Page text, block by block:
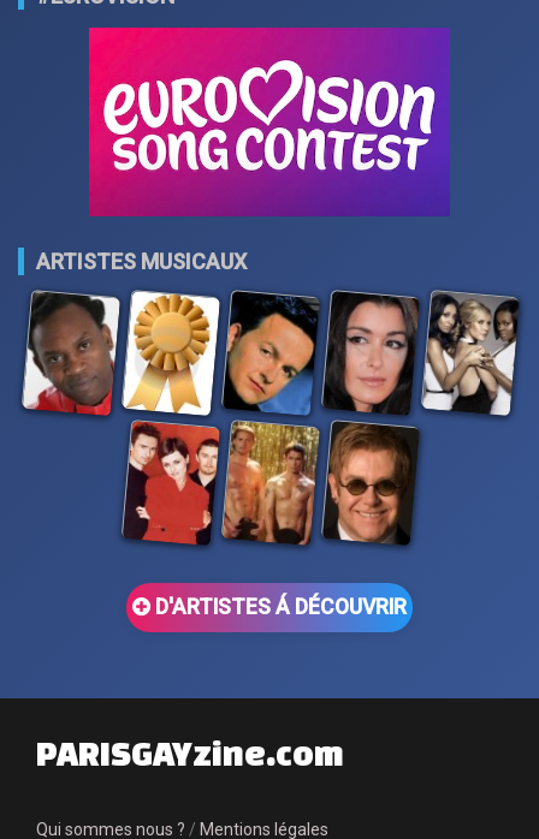
ARTISTES MUSICAUX
D'ARTISTES Á DÉCOUVRIR
PARISGAYzine.com
Qui sommes nous ? / Mentions légales